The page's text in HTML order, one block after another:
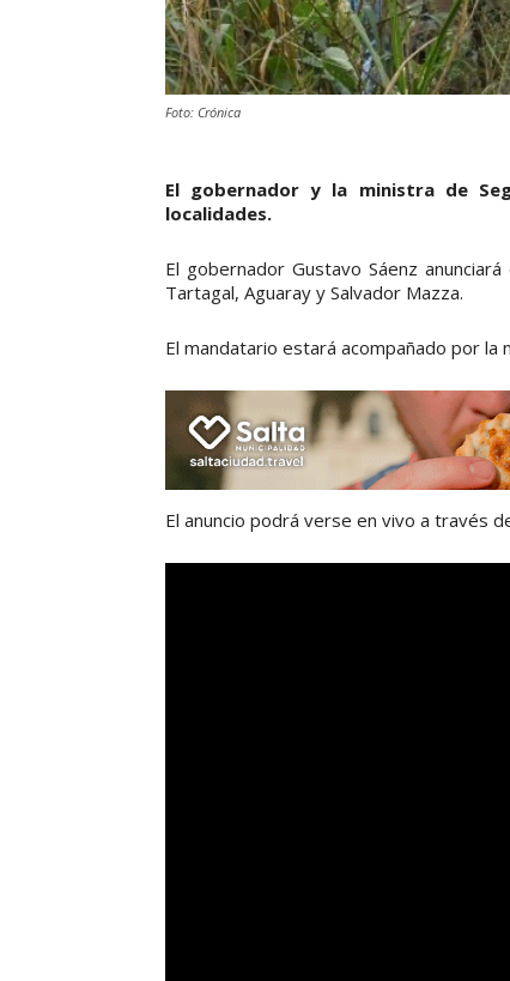
Foto: Crónica
El gobernador y la ministra de
localidades.
El gobernador Gustavo Sáenz
Tartagal, Aguaray y Salvador Mazza.
El mandatario estará acompañado por la
El anuncio podrá verse en vivo a través